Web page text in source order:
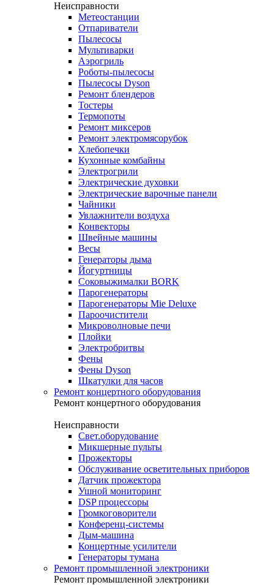
Неисправности
Метеостанции
Отпариватели
Пылесосы
Мультиварки
Аэрогриль
Роботы-пылесосы
Пылесосы Dyson
Ремонт блендеров
Тостеры
Термопоты
Ремонт миксеров
Ремонт электромясорубок
Хлебопечки
Кухонные комбайны
Электрогрили
Электрические духовки
Электрические варочные панели
Чайники
Увлажнители воздуха
Конвекторы
Швейные машины
Весы
Генераторы дыма
Йогуртницы
Соковыжималки BORK
Парогенераторы
Парогенераторы Mie Deluxe
Пароочистители
Микроволновые печи
Плойки
Электробритвы
Фены
Фены Dyson
Шкатулки для часов
Ремонт концертного оборудования
Ремонт концертного оборудования
Неисправности
Свет.оборудование
Микшерные пульты
Прожекторы
Обслуживание осветительных приборов
Датчик прожектора
Ушной мониторинг
DSP процессоры
Громкоговорители
Конференц-системы
Дым-машина
Концертные усилители
Генераторы тумана
Ремонт промышленной электроники
Ремонт промышленной электроники